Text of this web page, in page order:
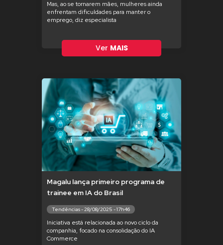
Mas, ao se tornarem mães, mulheres ainda
enfrentam dificuldades para manter o
emprego, diz especialista
Ver MAIS
Magalu lança primeiro programa de
trainee em IA do Brasil
Tendências - 28/08/2025 - 17h46
Iniciativa está relacionada ao novo ciclo da
companhia, focado na consolidação do IA
Commerce